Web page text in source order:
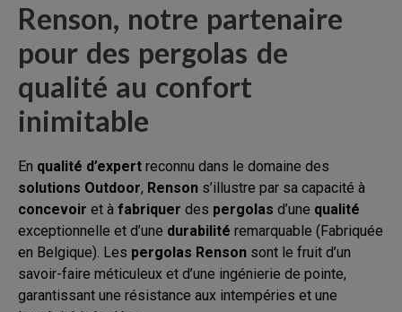
Renson, notre partenaire
pour des pergolas de
qualité au confort
inimitable
En qualité d’expert reconnu dans le domaine des
solutions Outdoor, Renson s’illustre par sa capacité à
concevoir et à fabriquer des pergolas d’une qualité
exceptionnelle et d’une durabilité remarquable (Fabriquée
en Belgique). Les pergolas Renson sont le fruit d’un
savoir-faire méticuleux et d’une ingénierie de pointe,
garantissant une résistance aux intempéries et une